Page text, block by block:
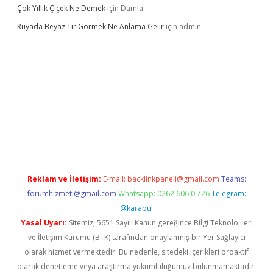
Çok Yıllık Çiçek Ne Demek için Damla
Rüyada Beyaz Tır Görmek Ne Anlama Gelir için admin
Reklam ve İletişim: E-mail: backlinkpaneli@gmail.com Teams:
forumhizmeti@gmail.com Whatsapp: 0262 606 0 726 Telegram:
@karabul
Yasal Uyarı: Sitemiz, 5651 Sayılı Kanun gereğince Bilgi Teknolojileri
ve İletişim Kurumu (BTK) tarafından onaylanmış bir Yer Sağlayıcı
olarak hizmet vermektedir. Bu nedenle, sitedeki içerikleri proaktif
olarak denetleme veya araştırma yükümlülüğümüz bulunmamaktadır.